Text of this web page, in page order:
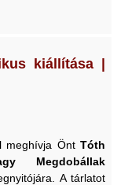
kiállítása |
meghívja Önt Tóth
Megdobállak
A tárlatot